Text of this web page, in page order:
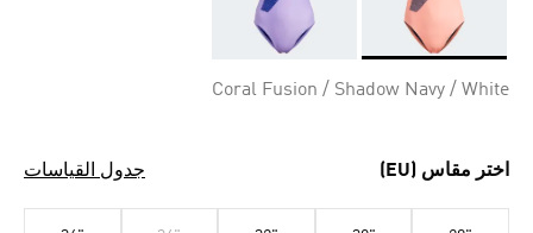
Coral Fusion / Shadow Navy / White
اختر مقاس (EU) جدول القياسات